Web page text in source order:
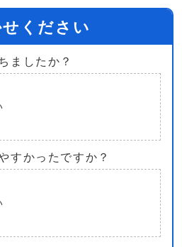
ください
ましたか？
すかったですか？